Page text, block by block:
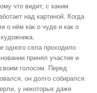
что видит, с каким
над картиной. Когда
о нём как о чуде и как о
одного села проходило
принял участие и
голосом. Перед
он долго собирался.
у некоторых даже